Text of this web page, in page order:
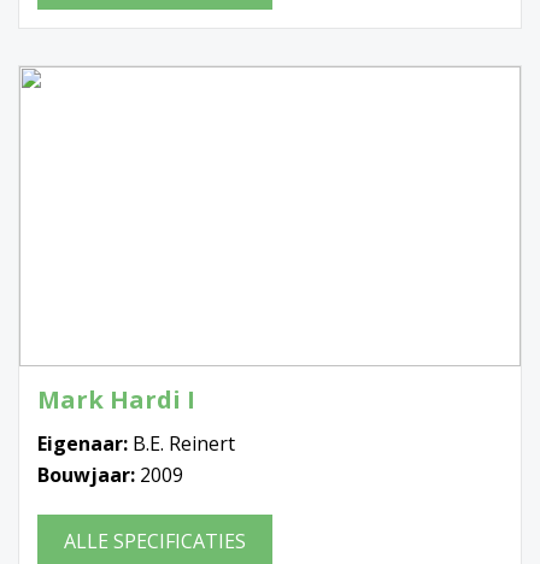
Mark Hardi I
Eigenaar: B.E. Reinert
Bouwjaar: 2009
ALLE SPECIFICATIES